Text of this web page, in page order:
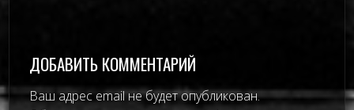
ДОБАВИТЬ КОММЕНТАРИЙ
Ваш адрес email не будет опубликован.